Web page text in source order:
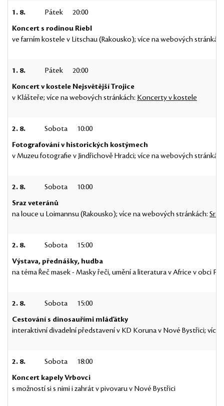
1. 8. Pátek
20:00
Koncert s rodinou Riebl
ve farním kostele v Litschau (Rakousko); více na webových
1. 8. Pátek
20:00
Koncert v kostele Nejsvětější Trojice
v Klášteře; více na webových stránkách: Koncerty v kostele
2. 8. Sobota
10:00
Fotografování v historických kostýmech
v Muzeu fotografie v Jindřichově Hradci; více na webových
2. 8. Sobota
10:00
Sraz veteránů
na louce u Loimannsu (Rakousko); více na webových stránkách:
2. 8. Sobota
15:00
Výstava, přednášky, hudba
na téma Řeč masek - Masky řeči, umění a literatura v Africe v obci
2. 8. Sobota
15:00
Cestování s dinosauřími mláďátky
interaktivní divadelní představení v KD Koruna v Nové Bystřici; více
2. 8. Sobota
18:00
Koncert kapely Vrbovci
s možností si s nimi i zahrát v pivovaru v Nové Bystřici